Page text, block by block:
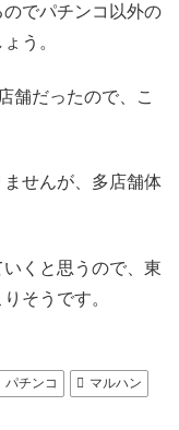
でパチンコ以外の
う。
舗だったので、こ
せんが、多店舗体
くと思うので、東
そうです。
パチンコ
マルハン